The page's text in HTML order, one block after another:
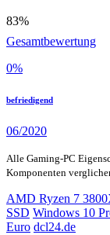
83%
Gesamtbewertung
0%
befriedigend
06/2020
Alle Gaming-PC
Komponenten
AMD Ryzen 7
SSD Windows 10
Euro dcl24.de